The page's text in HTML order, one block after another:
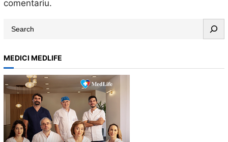
comentariu.
r
c
h
MEDICI MEDLIFE